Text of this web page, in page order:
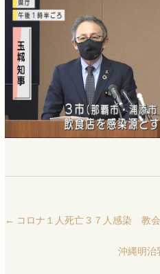
← コロナ１人死亡３７人感染 教
沖縄明治